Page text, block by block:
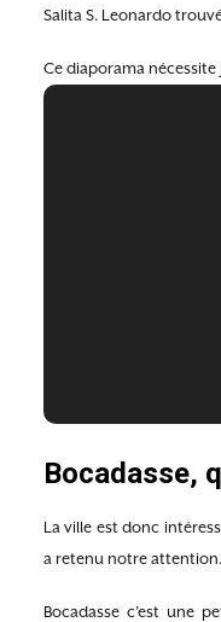
Salita S. Leonardo
Ce diaporama nécessite
Bocadasse,
La ville est donc
a retenu notre attention.
Bocadasse c’est une